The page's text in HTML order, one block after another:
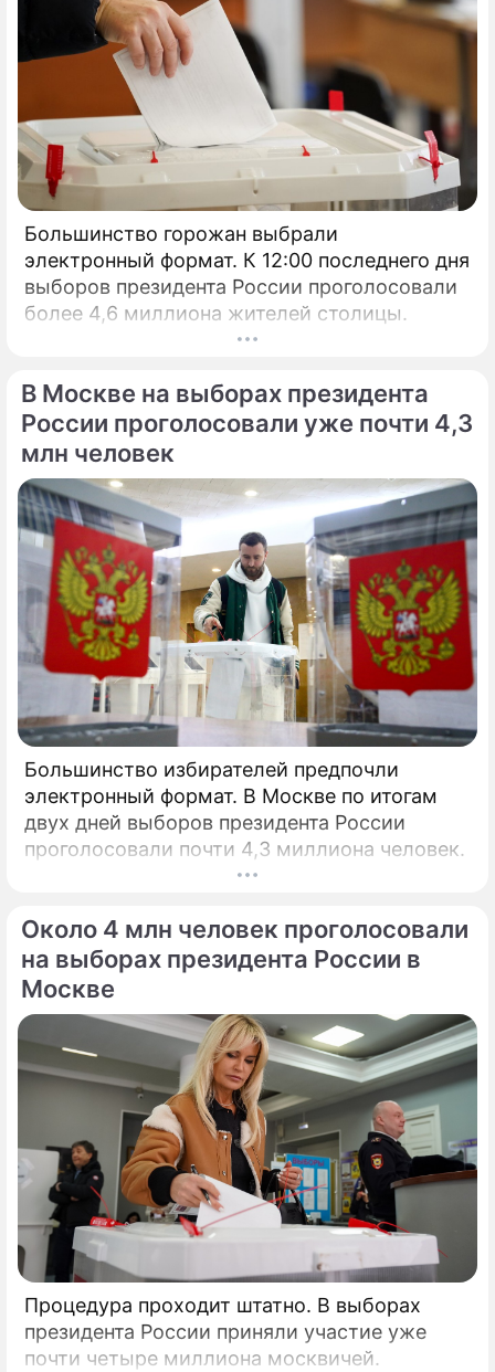
Большинство горожан выбрали
электронный формат. К 12:00 последнего дня
выборов президента России проголосовали
более 4,6 миллиона жителей столицы.
В Москве на выборах президента
России проголосовали уже почти 4,3
млн человек
Большинство избирателей предпочли
электронный формат. В Москве по итогам
двух дней выборов президента России
проголосовали почти 4,3 миллиона человек.
Около 4 млн человек проголосовали
на выборах президента России в
Москве
Процедура проходит штатно. В выборах
президента России приняли участие уже
почти четыре миллиона москвичей.